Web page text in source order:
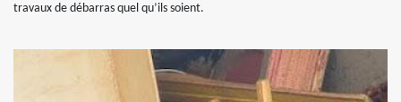
travaux de débarras quel qu’ils soient.